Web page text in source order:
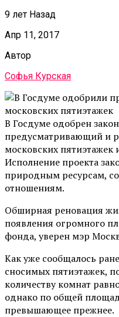
9 лет Назад
Апр 11, 2017
Автор
Софья Курская
В Госдуме одобрен
предусматривающий и
московских пятиэтажек
Исполнение проекта
природным ресурсам,
отношениям.
Обширная реновация
появления огромного
фонда, уверен мэр
Как уже сообщалось
сносимых пятиэтажек,
количеству комнат
однако по общей
превышающее прежнее.